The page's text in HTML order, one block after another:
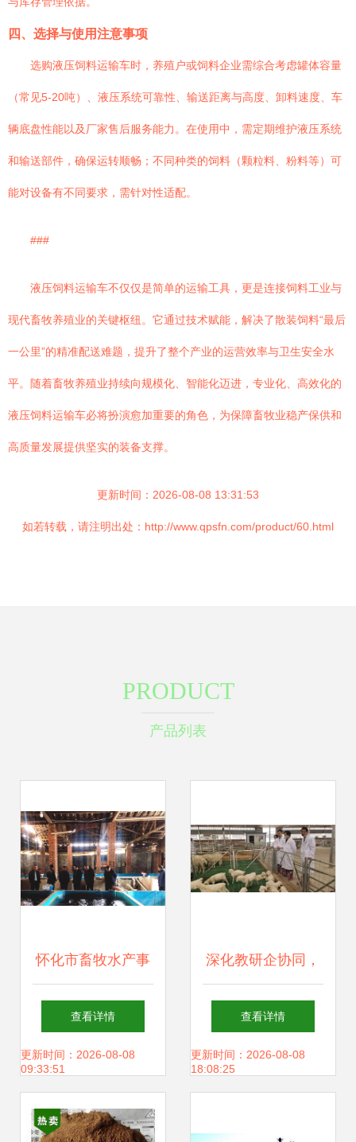
四、选择与使用注意事项
选购液压饲料运输车时，养殖户或饲料企业需综合考虑罐体容量
（常见5-20吨）、液压系统可靠性、输送距离与高度、卸料速度、车
辆底盘性能以及厂家售后服务能力。在使用中，需定期维护液压系统
和输送部件，确保运转顺畅；不同种类的饲料（颗粒料、粉料等）可
能对设备有不同要求，需针对性适配。
###
液压饲料运输车不仅仅是简单的运输工具，更是连接饲料工业与
现代畜牧养殖业的关键枢纽。它通过技术赋能，解决了散装饲料“最后
一公里”的精准配送难题，提升了整个产业的运营效率与卫生安全水
平。随着畜牧养殖业持续向规模化、智能化迈进，专业化、高效化的
液压饲料运输车必将扮演愈加重要的角色，为保障畜牧业稳产保供和
高质量发展提供坚实的装备支撑。
更新时间：2026-08-08 13:31:53
如若转载，请注明出处：http://www.qpsfn.com/product/60.html
PRODUCT
产品列表
怀化市畜牧水产事
务中心深入芷江调
研，为渔业产业链
查看详情
更新时间：2026-08-08
09:33:51
深化教研企协同，
共拓畜牧发展新局
——党委书记杨孝
查看详情
更新时间：2026-08-08
18:08:25